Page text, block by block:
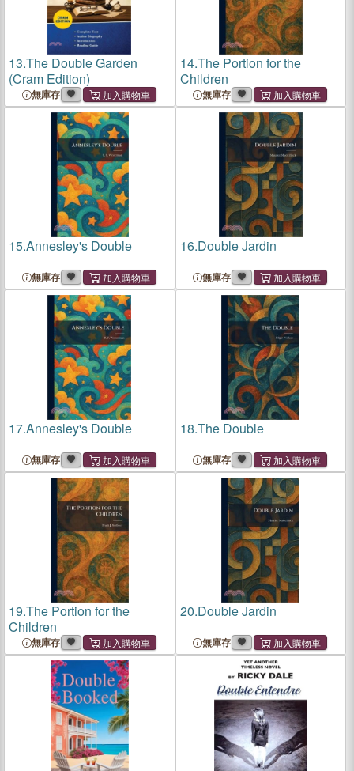
13.The Double Garden
(Cram Edition)
無庫存
14.The Portion for the
Children
無庫存
15.Annesley's Double
無庫存
16.Double Jardin
無庫存
17.Annesley's Double
無庫存
18.The Double
無庫存
19.The Portion for the
Children
無庫存
20.Double Jardin
無庫存